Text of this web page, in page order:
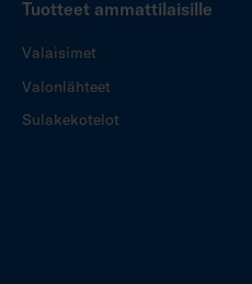
Tuotteet ammattilaisille
Valaisimet
Valonlähteet
Sulakekotelot